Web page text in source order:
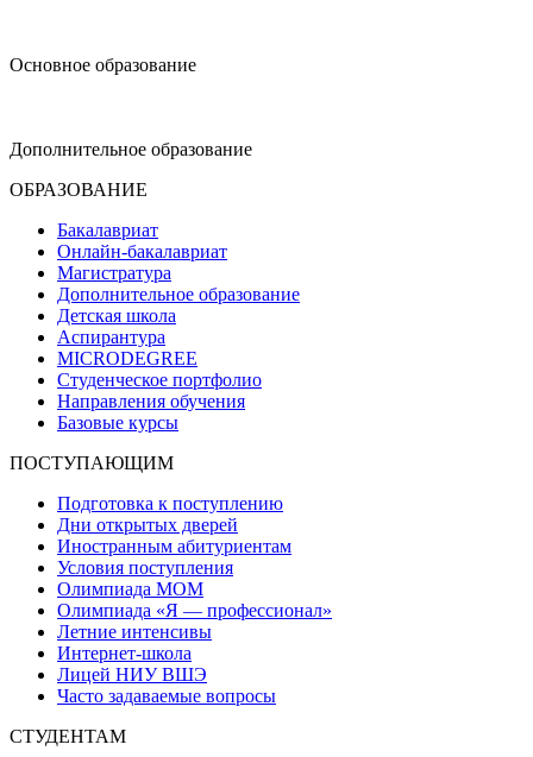
Основное образование
Дополнительное образование
ОБРАЗОВАНИЕ
Бакалавриат
Онлайн-бакалавриат
Магистратура
Дополнительное образование
Детская школа
Аспирантура
MICRODEGREE
Студенческое портфолио
Направления обучения
Базовые курсы
ПОСТУПАЮЩИМ
Подготовка к поступлению
Дни открытых дверей
Иностранным абитуриентам
Условия поступления
Олимпиада МОМ
Олимпиада «Я — профессионал»
Летние интенсивы
Интернет-школа
Лицей НИУ ВШЭ
Часто задаваемые вопросы
СТУДЕНТАМ